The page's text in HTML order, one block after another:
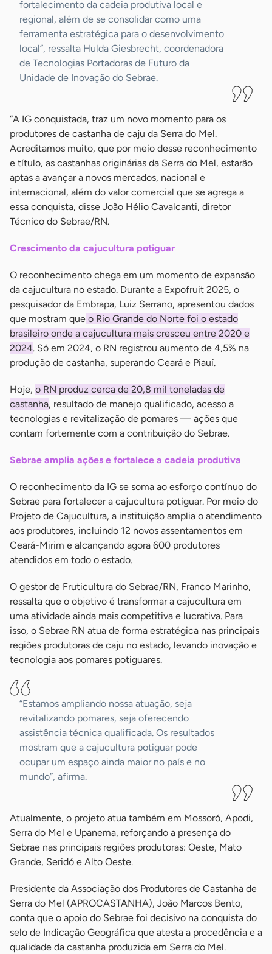
fortalecimento da cadeia produtiva local e
regional, além de se consolidar como uma
ferramenta estratégica para o desenvolvimento
local”, ressalta Hulda Giesbrecht, coordenadora
de Tecnologias Portadoras de Futuro da
Unidade de Inovação do Sebrae.
“A IG conquistada, traz um novo momento para os
produtores de castanha de caju da Serra do Mel.
Acreditamos muito, que por meio desse reconhecimento
e título, as castanhas originárias da Serra do Mel, estarão
aptas a avançar a novos mercados, nacional e
internacional, além do valor comercial que se agrega a
essa conquista, disse João Hélio Cavalcanti, diretor
Técnico do Sebrae/RN.
Crescimento da cajucultura potiguar
O reconhecimento chega em um momento de expansão
da cajucultura no estado. Durante a Expofruit 2025, o
pesquisador da Embrapa, Luiz Serrano, apresentou dados
que mostram que o Rio Grande do Norte foi o estado
brasileiro onde a cajucultura mais cresceu entre 2020 e
2024. Só em 2024, o RN registrou aumento de 4,5% na
produção de castanha, superando Ceará e Piauí.
Hoje, o RN produz cerca de 20,8 mil toneladas de
castanha, resultado de manejo qualificado, acesso a
tecnologias e revitalização de pomares — ações que
contam fortemente com a contribuição do Sebrae.
Sebrae amplia ações e fortalece a cadeia produtiva
O reconhecimento da IG se soma ao esforço contínuo do
Sebrae para fortalecer a cajucultura potiguar. Por meio do
Projeto de Cajucultura, a instituição amplia o atendimento
aos produtores, incluindo 12 novos assentamentos em
Ceará-Mirim e alcançando agora 600 produtores
atendidos em todo o estado.
O gestor de Fruticultura do Sebrae/RN, Franco Marinho,
ressalta que o objetivo é transformar a cajucultura em
uma atividade ainda mais competitiva e lucrativa. Para
isso, o Sebrae RN atua de forma estratégica nas principais
regiões produtoras de caju no estado, levando inovação e
tecnologia aos pomares potiguares.
“Estamos ampliando nossa atuação, seja
revitalizando pomares, seja oferecendo
assistência técnica qualificada. Os resultados
mostram que a cajucultura potiguar pode
ocupar um espaço ainda maior no país e no
mundo”, afirma.
Atualmente, o projeto atua também em Mossoró, Apodi,
Serra do Mel e Upanema, reforçando a presença do
Sebrae nas principais regiões produtoras: Oeste, Mato
Grande, Seridó e Alto Oeste.
Presidente da Associação dos Produtores de Castanha de
Serra do Mel (APROCASTANHA), João Marcos Bento,
conta que o apoio do Sebrae foi decisivo na conquista do
selo de Indicação Geográfica que atesta a procedência e a
qualidade da castanha produzida em Serra do Mel.